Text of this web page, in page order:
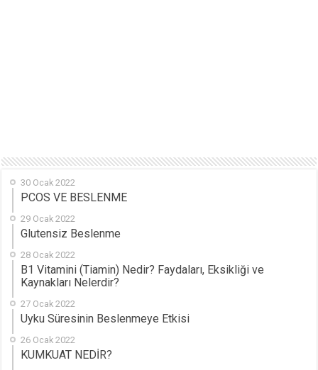
30 Ocak 2022
PCOS VE BESLENME
29 Ocak 2022
Glutensiz Beslenme
28 Ocak 2022
B1 Vitamini (Tiamin) Nedir? Faydaları, Eksikliği ve
Kaynakları Nelerdir?
27 Ocak 2022
Uyku Süresinin Beslenmeye Etkisi
26 Ocak 2022
KUMKUAT NEDİR?